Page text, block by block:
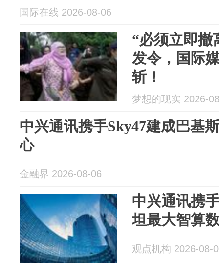
国际在线 2026-08-06
“必须立即撤
发令，国际
斩！
梦想的现实 2026-
中兴通讯携手Sky47建成巴基
心
金融界 2026-08-06
中兴通讯携
坦最大智算
观点机构 2026-08-